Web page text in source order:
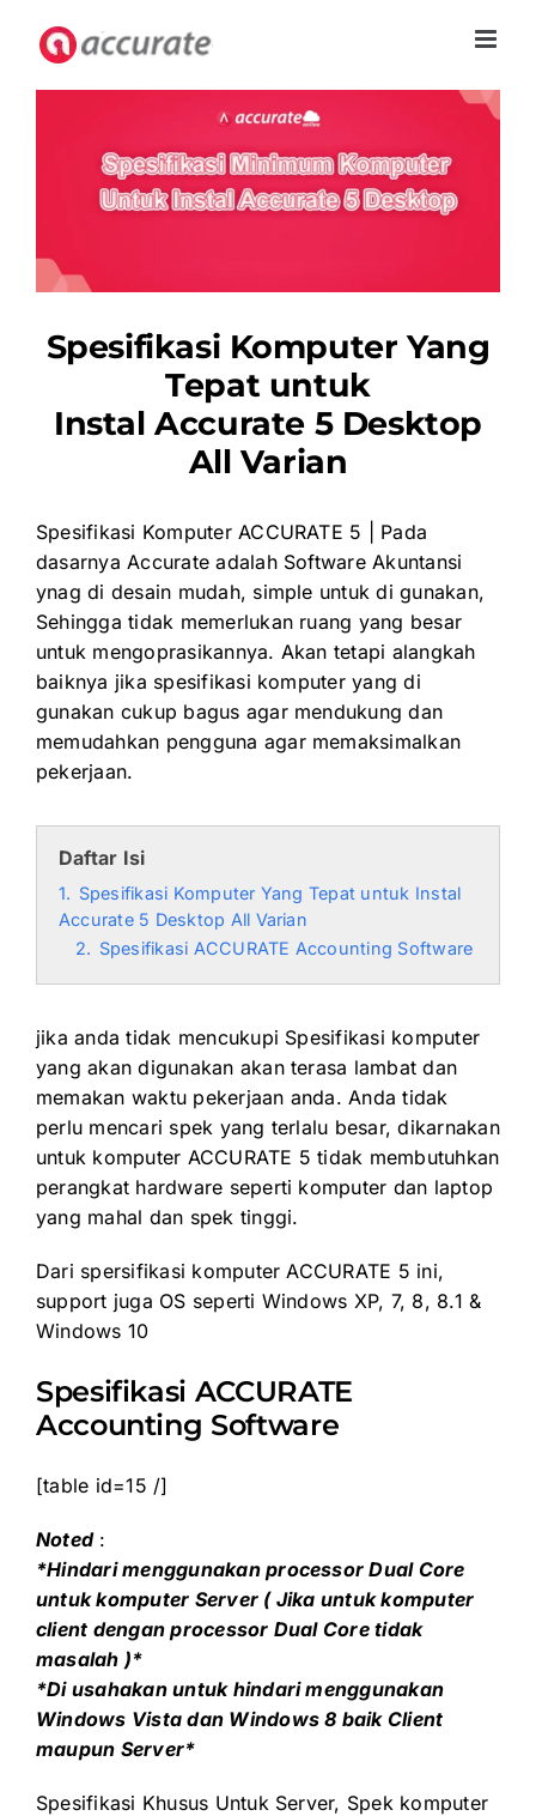
Spesifikasi Komputer Yang
Tepat untuk
Instal Accurate 5 Desktop
All Varian
Spesifikasi Komputer ACCURATE 5 | Pada
dasarnya Accurate adalah Software Akuntansi
ynag di desain mudah, simple untuk di gunakan,
Sehingga tidak memerlukan ruang yang besar
untuk mengoprasikannya. Akan tetapi alangkah
baiknya jika spesifikasi komputer yang di
gunakan cukup bagus agar mendukung dan
memudahkan pengguna agar memaksimalkan
pekerjaan.
Daftar Isi
1. Spesifikasi Komputer Yang Tepat untuk Instal
Accurate 5 Desktop All Varian
2. Spesifikasi ACCURATE Accounting Software
jika anda tidak mencukupi Spesifikasi komputer
yang akan digunakan akan terasa lambat dan
memakan waktu pekerjaan anda. Anda tidak
perlu mencari spek yang terlalu besar, dikarnakan
untuk komputer ACCURATE 5 tidak membutuhkan
perangkat hardware seperti komputer dan laptop
yang mahal dan spek tinggi.
Dari spersifikasi komputer ACCURATE 5 ini,
support juga OS seperti Windows XP, 7, 8, 8.1 &
Windows 10
Spesifikasi ACCURATE
Accounting Software
[table id=15 /]
Noted :
*Hindari menggunakan processor Dual Core
untuk komputer Server ( Jika untuk komputer
client dengan processor Dual Core tidak
masalah )*
*Di usahakan untuk hindari menggunakan
Windows Vista dan Windows 8 baik Client
maupun Server*
Spesifikasi Khusus Untuk Server, Spek komputer